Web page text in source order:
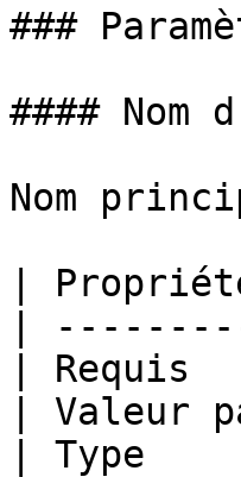
###
####
Nom
|
|
|
|
| Type